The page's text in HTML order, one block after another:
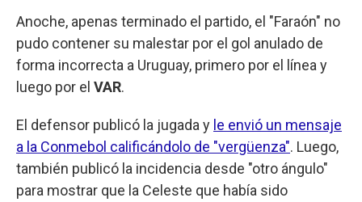
Anoche, apenas terminado el partido, el "Faraón" no
pudo contener su malestar por el gol anulado de
forma incorrecta a Uruguay, primero por el línea y
luego por el VAR.
El defensor publicó la jugada y le envió un mensaje
a la Conmebol calificándolo de "vergüenza". Luego,
también publicó la incidencia desde "otro ángulo"
para mostrar que la Celeste que había sido